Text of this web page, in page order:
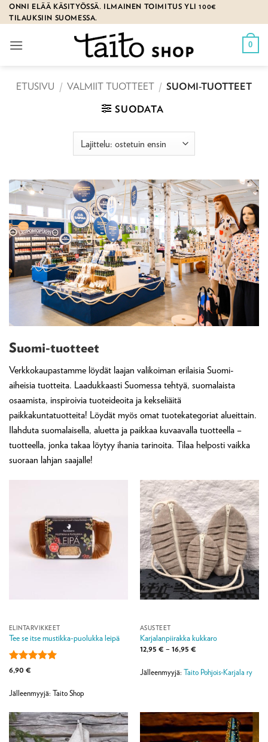
Skip
to
ONNI ELÄÄ KÄSITYÖSSÄ. ILMAINEN TOIMITUS YLI 100€
TILAUKSIIN SUOMESSA.
0
ETUSIVU / VALMIIT TUOTTEET / SUOMI-TUOTTEET
SUODATA
Suomi-tuotteet
Verkkokaupastamme löydät laajan valikoiman erilaisia Suomi-
aiheisia tuotteita. Laadukkaasti Suomessa tehtyä, suomalaista
osaamista, inspiroivia tuoteideoita ja kekseliäitä
paikkakuntatuotteita! Löydät myös omat tuotekategoriat alueittain.
Ilahduta suomalaisella, aluetta ja paikkaa kuvaavalla tuotteella –
tuotteella, jonka takaa löytyy ihania tarinoita. Tilaa helposti vaikka
suoraan lahjan saajalle!
ELINTARVIKKEET
Tee se itse mustikka-puolukka leipä
Arvostelu
/ 5
6,90 €
Jälleenmyyjä: Taito Shop
ASUSTEET
Karjalanpiirakka kukkaro
12,95 € – 16,95 €Hintaluokka:
16,95 €
Jälleenmyyjä: Taito Pohjois-Karjala ry